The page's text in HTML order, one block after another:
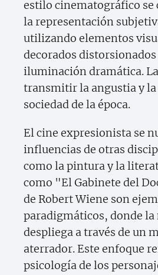
estilo cinematográfico se
la representación
utilizando elementos
decorados distorsionados
iluminación dramática.
transmitir la angustia y
sociedad de la época.
El cine expresionista se
influencias de otras
como la pintura y la
como "El Gabinete del
de Robert Wiene son
paradigmáticos, donde la
despliega a través de un
aterrador. Este enfoque
psicología de los